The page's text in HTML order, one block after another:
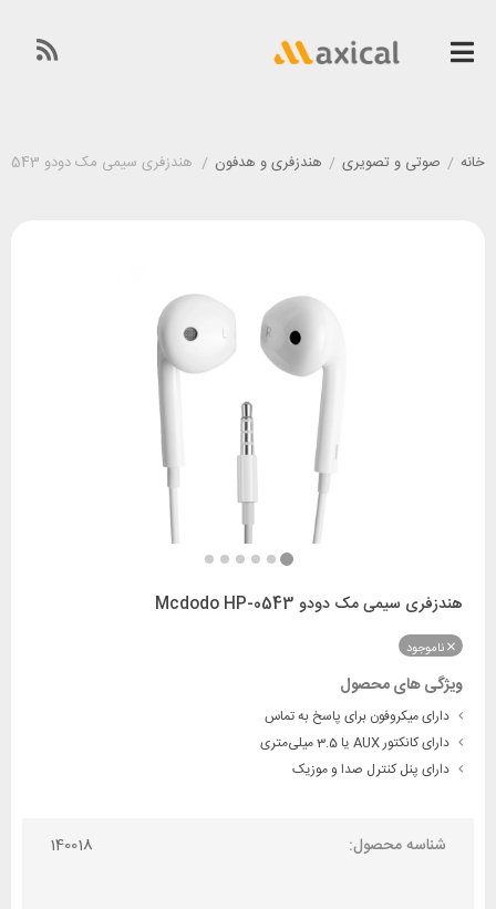
خانه / صوتی و تصویری / هندزفری و هدفون / هندزفری سیمی مک دودو Mcdodo HP-0543
هندزفری سیمی مک دودو Mcdodo HP-0543
ناموجود
ویژگی های محصول
دارای میکروفون برای پاسخ به تماس
دارای کانکتور AUX یا 3.5 میلی‌متری
دارای پنل کنترل صدا و موزیک
شناسه محصول: 140018